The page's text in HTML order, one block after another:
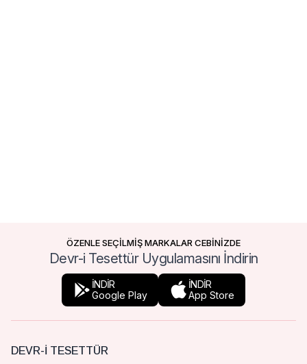
ÖZENLE SEÇİLMİŞ MARKALAR CEBİNİZDE
Devr-i Tesettür Uygulamasını İndirin
İNDİR
Google Play
İNDİR
App Store
DEVR-I TESETTÜR